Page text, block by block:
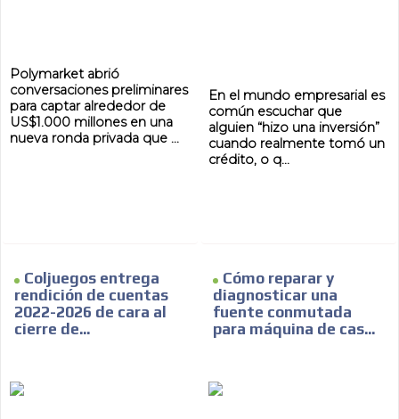
Polymarket abrió
conversaciones preliminares
para captar alrededor de
US$1.000 millones en una
nueva ronda privada que ...
En el mundo empresarial es
común escuchar que
alguien “hizo una inversión”
cuando realmente tomó un
crédito, o q...
Coljuegos entrega
rendición de cuentas
2022-2026 de cara al
cierre de...
Cómo reparar y
diagnosticar una
fuente conmutada
para máquina de cas...